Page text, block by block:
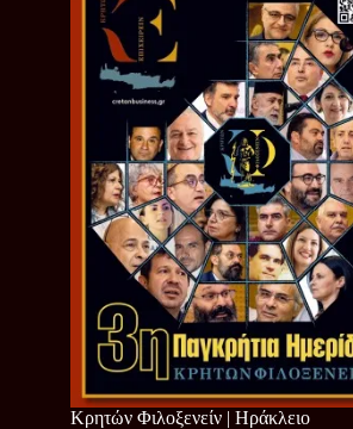
Κρητών Φιλοξενείν | Ηράκλειο